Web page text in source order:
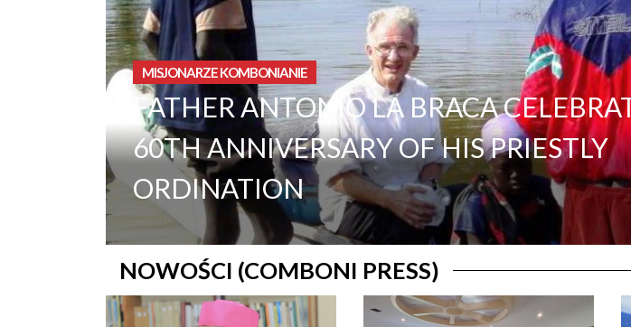
< MISJONARZE KOMBONIANIE
FATHER ANTONIO LA BRACA
60TH ANNIVERSARY OF HIS PRIESTLY
ORDINATION
NOWOŚCI (COMBONI PRESS)